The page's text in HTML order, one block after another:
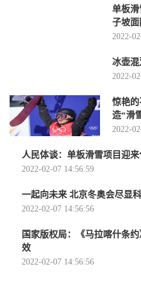
单板
子坡
2022-
冰壶
2022-
惊艳
造“滑
2022-
人民体谈：单板滑雪项目迎
2022-02-07 14:56:59
一起向未来 北京冬奥会尽显
2022-02-07 14:56:56
国家版权局：《马拉喀什条
效
2022-02-07 14:56:56